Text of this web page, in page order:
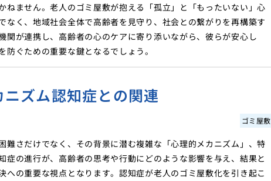
ません。老人のゴミ屋敷が抱える「孤立」と「もったいない」心
く、地域社会全体で高齢者を見守り、社会との繋がりを再構築す
が連携し、高齢者の心のケアに寄り添いながら、彼らが安心し
ぐための重要な鍵となるでしょう。
ズム認知症との関連
ゴミ屋敷
難さだけでなく、その背景に潜む複雑な「心理的メカニズム」、特
の進行が、高齢者の思考や行動にどのような影響を与え、結果と
の重要な視点となります。認知症が老人のゴミ屋敷化を引き起こ